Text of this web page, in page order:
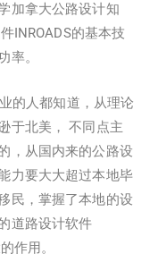
加拿大公路设计知
INROADS的基本技
率。
的人都知道，从理论
于北美， 不同点主
，从国内来的公路设
力要大大超过本地毕
民，掌握了本地的设
道路设计软件
作用。